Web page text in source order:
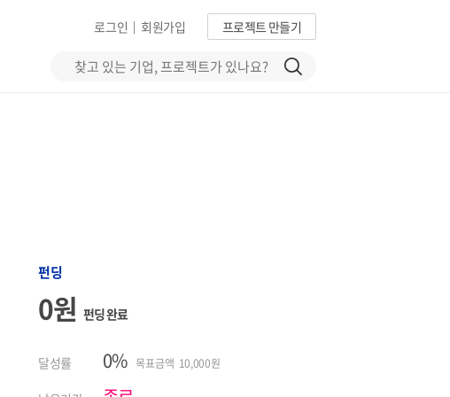
프로젝트 만들기
회원가입
|
로그인
펀딩
0원 펀딩 완료
달성률 0% 목표금액 10,000원